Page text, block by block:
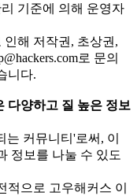
기준에 의해 운영자
해 저작권, 초상권,
로 문의
니다.
다양하고 질 높은 정보
커뮤니티'로써, 이
정보를 나눌 수 있도
으로 고우해커스 이